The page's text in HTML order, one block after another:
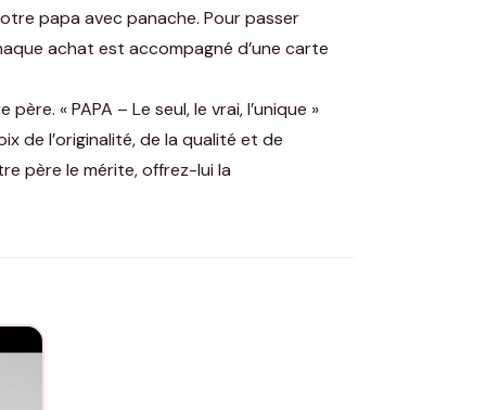
papa avec panache. Pour passer
achat est accompagné d’une carte
« PAPA – Le seul, le vrai, l’unique »
de l’originalité, de la qualité et de
père le mérite, offrez-lui la